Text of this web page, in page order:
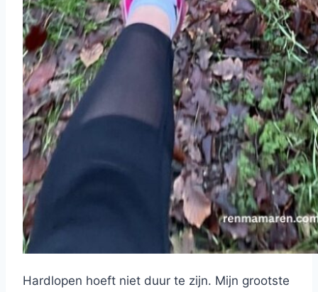
Hardlopen hoeft niet duur te zijn. Mijn grootste